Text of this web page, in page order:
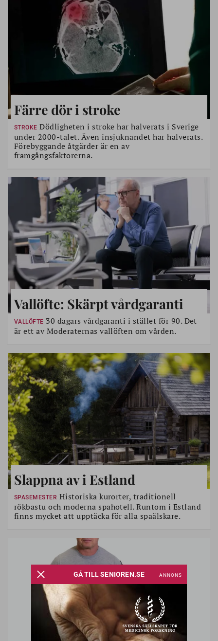
Färre dör i stroke
STROKE Dödligheten i stroke har halverats i Sverige
under 2000-talet. Även insjuknandet har halverats.
Förebyggande åtgärder är en av
framgångsfaktorerna.
Vallöfte: Skärpt vårdgaranti
VALLÖFTE 30 dagars vårdgaranti i stället för 90. Det
är ett av Moderaternas vallöften om vården.
Slappna av i Estland
SPASEMESTER Historiska kurorter, traditionell
rökbastu och moderna spahotell. Runtom i Estland
finns mycket att upptäcka för alla spaälskare.